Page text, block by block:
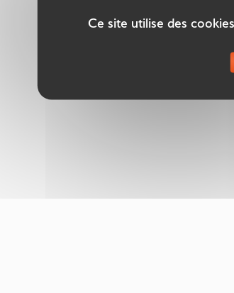
Ce site utilise des